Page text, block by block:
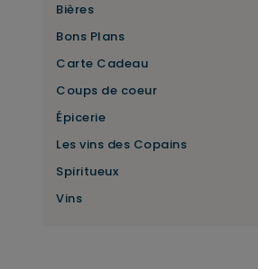
Bières
Bons Plans
Carte Cadeau
Coups de coeur
Épicerie
Les vins des Copains
Spiritueux
Vins